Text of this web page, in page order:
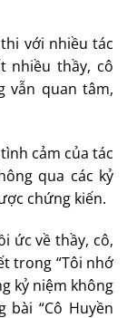
với nhiều tác
nhiều thầy, cô
vẫn quan tâm,
cảm của tác
qua các kỷ
chứng kiến.
ức về thầy, cô,
trong “Tôi nhớ
kỷ niệm không
“Cô Huyền